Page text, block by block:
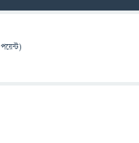
পয়েন্ট)